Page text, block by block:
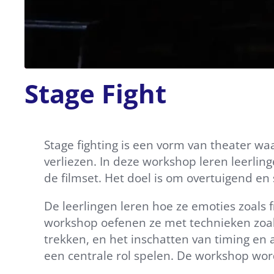
Stage Fight
Stage fighting is een vorm van theater
verliezen. In deze workshop leren
de filmset. Het doel is om overtuigend
De leerlingen leren hoe ze emoties
workshop oefenen ze met technieken
trekken, en het inschatten van timing en
een centrale rol spelen. De workshop